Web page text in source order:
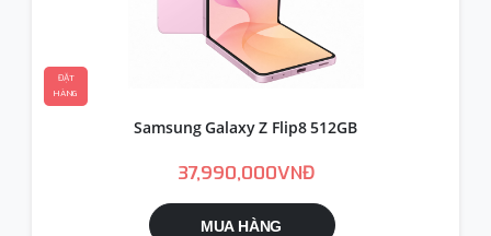
ĐẶT
HÀNG
Samsung Galaxy Z Flip8 512GB
37,990,000VNĐ
MUA HÀNG